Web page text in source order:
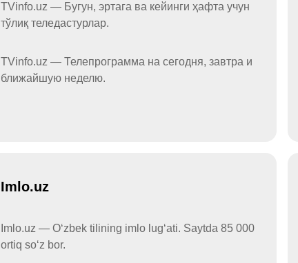
TVinfo.uz — Бугун, эртага ва кейинги ҳафта учун
тўлиқ теледастурлар.
TVinfo.uz — Телепрограмма на сегодня, завтра и
ближайшую неделю.
Imlo.uz
Imlo.uz — Oʻzbek tilining imlo lugʻati. Saytda 85 000
ortiq soʻz bor.